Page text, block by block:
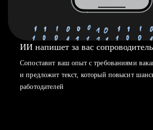
ИИ напишет за вас
Сопоставит ваш опыт с требованиями
и предложит текст, который повысит
работодателей